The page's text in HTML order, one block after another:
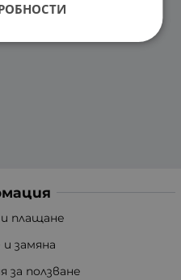
плащане
замяна
за ползване